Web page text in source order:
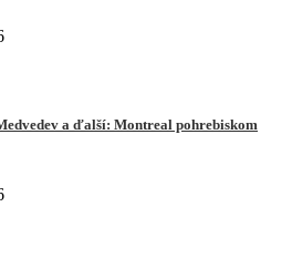
a ďalší: Montreal pohrebiskom